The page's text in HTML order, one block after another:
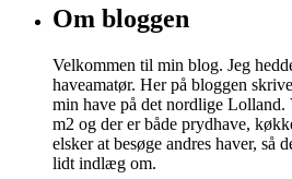
Om bloggen
Velkommen til min blog. Jeg
haveamatør. Her på bloggen
min have på det nordlige Lolland.
m2 og der er både prydhave,
elsker at besøge andres haver, så
lidt indlæg om.